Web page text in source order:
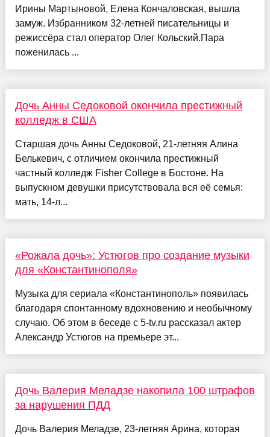
Ирины Мартыновой, Елена Кончаловская, вышла
замуж. Избранником 32-летней писательницы и
режиссёра стал оператор Олег Кольский.Пара
поженилась ...
Дочь Анны Седоковой окончила престижный
колледж в США
Старшая дочь Анны Седоковой, 21-летняя Алина
Белькевич, с отличием окончила престижный
частный колледж Fisher College в Бостоне. На
выпускном девушки присутствовала вся её семья:
мать, 14-л...
«Рожала дочь»: Устюгов про создание музыки
для «Константинополя»
Музыка для сериала «Константинополь» появилась
благодаря спонтанному вдохновению и необычному
случаю. Об этом в беседе с 5-tv.ru рассказал актер
Александр Устюгов на премьере эт...
Дочь Валерия Меладзе накопила 100 штрафов
за нарушения ПДД
Дочь Валерия Меладзе, 23-летняя Арина, которая